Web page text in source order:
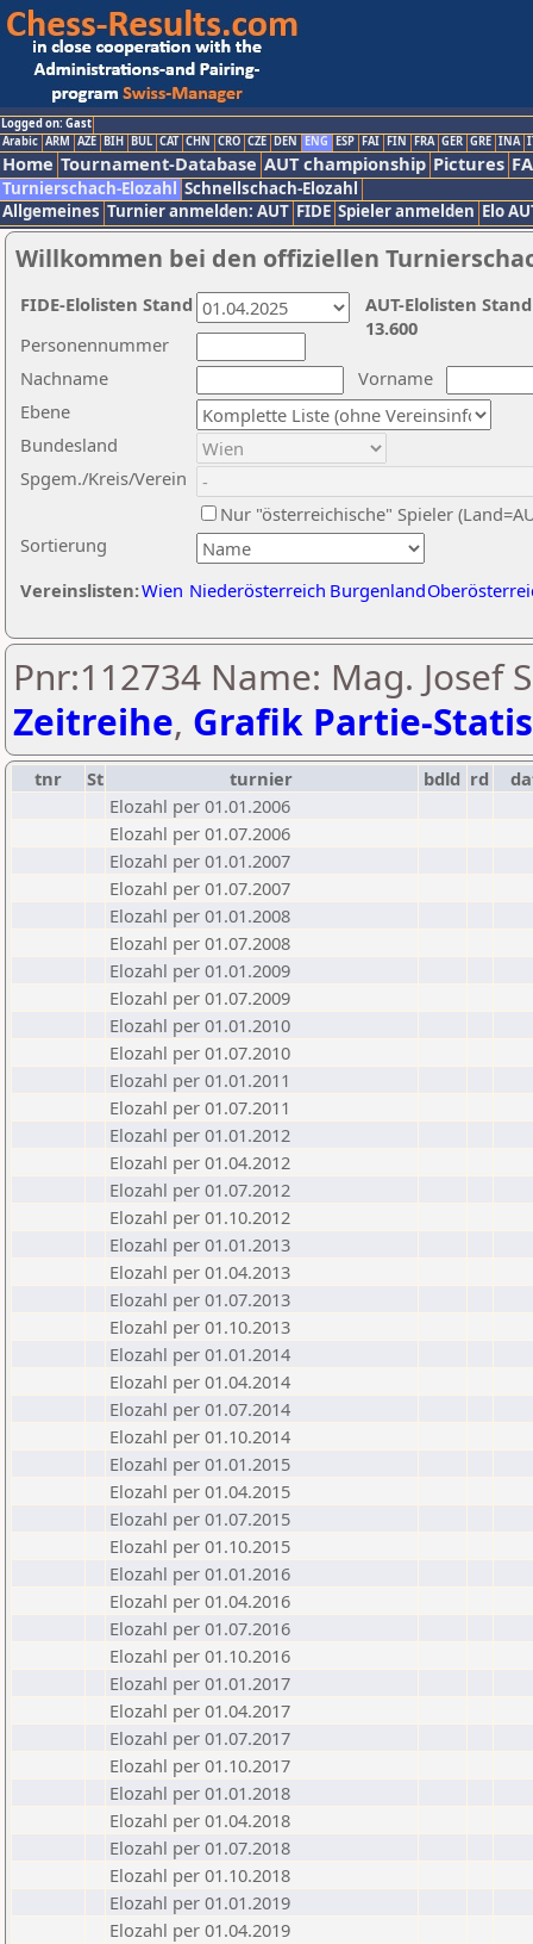
Logged on: Gast
Arabic ARM AZE BIH BUL CAT CHN CRO CZE DEN ENG ESP FAI FIN FRA GER GRE INA
Home Tournament-Database AUT championship Pictures
Turnierschach-Elozahl Schnellschach-Elozahl
Allgemeines Turnier anmelden: AUT FIDE Spieler anmelden Elo
Willkommen bei den offiziellen
Nachname
Vorname
Ebene
Sortierung
Personennummer
Bundesland
Spgem./Kreis/Verein
Nur "österreichische" Spieler
Vereinslisten:Wien Niederösterreich Burgenland
AUT-Elolisten
13.600
FIDE-Elolisten Stand
Pnr:112734 Name: Mag. Josef
Zeitreihe, Grafik Partie-
tnr St turnier bdld rd
Elozahl per 01.01.2006
Elozahl per 01.07.2006
Elozahl per 01.01.2007
Elozahl per 01.07.2007
Elozahl per 01.01.2008
Elozahl per 01.07.2008
Elozahl per 01.01.2009
Elozahl per 01.07.2009
Elozahl per 01.01.2010
Elozahl per 01.07.2010
Elozahl per 01.01.2011
Elozahl per 01.07.2011
Elozahl per 01.01.2012
Elozahl per 01.04.2012
Elozahl per 01.07.2012
Elozahl per 01.10.2012
Elozahl per 01.01.2013
Elozahl per 01.04.2013
Elozahl per 01.07.2013
Elozahl per 01.10.2013
Elozahl per 01.01.2014
Elozahl per 01.04.2014
Elozahl per 01.07.2014
Elozahl per 01.10.2014
Elozahl per 01.01.2015
Elozahl per 01.04.2015
Elozahl per 01.07.2015
Elozahl per 01.10.2015
Elozahl per 01.01.2016
Elozahl per 01.04.2016
Elozahl per 01.07.2016
Elozahl per 01.10.2016
Elozahl per 01.01.2017
Elozahl per 01.04.2017
Elozahl per 01.07.2017
Elozahl per 01.10.2017
Elozahl per 01.01.2018
Elozahl per 01.04.2018
Elozahl per 01.07.2018
Elozahl per 01.10.2018
Elozahl per 01.01.2019
Elozahl per 01.04.2019